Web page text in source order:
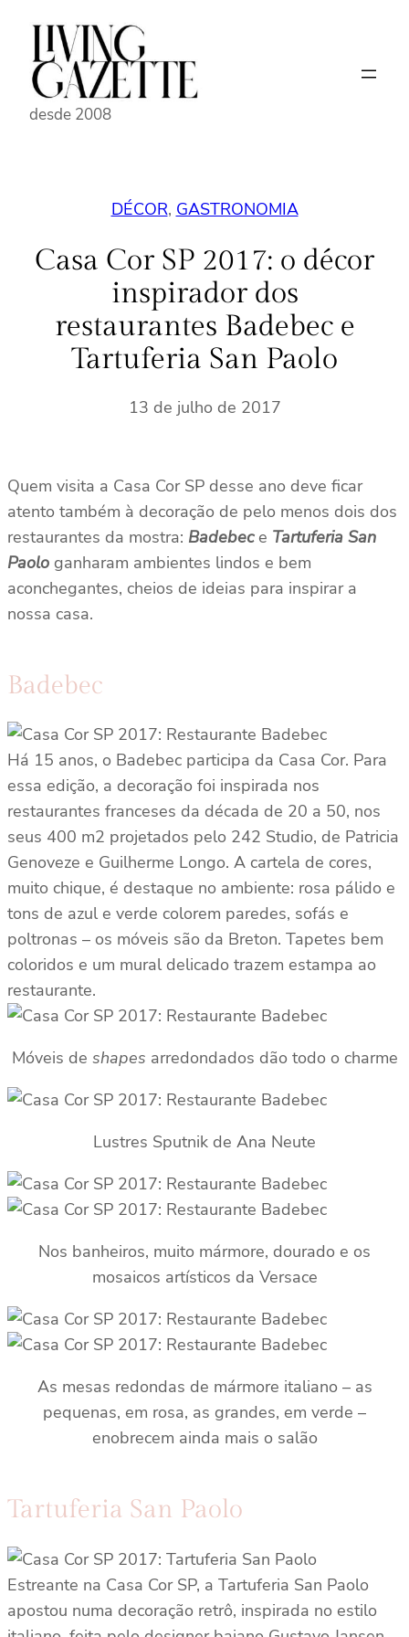
Pular
conteúdo
desde 2008
DÉCOR, GASTRONOMIA
Casa Cor SP 2017: o décor
inspirador dos
restaurantes Badebec e
Tartuferia San Paolo
13 de julho de 2017
Quem visita a Casa Cor SP desse ano deve ficar
atento também à decoração de pelo menos dois dos
restaurantes da mostra: Badebece Tartuferia San
Paolo ganharam ambientes lindos e bem
aconchegantes, cheios de ideias para inspirar a
nossa casa.
Badebec
Há 15 anos, o Badebec participa da Casa Cor. Para
essa edição, a decoração foi inspirada nos
restaurantes franceses da década de 20 a 50, nos
seus 400 m2 projetados pelo 242 Studio, de Patricia
Genoveze e Guilherme Longo. A cartela de cores,
muito chique, é destaque no ambiente: rosa pálido e
tons de azul e verde colorem paredes, sofás e
poltronas – os móveis são da Breton. Tapetes bem
coloridos e um mural delicado trazem estampa ao
restaurante.
Móveis de shapes arredondados dão todo o charme
Lustres Sputnik de Ana Neute
Nos banheiros, muito mármore, dourado e os
mosaicos artísticos da Versace
As mesas redondas de mármore italiano – as
pequenas, em rosa, as grandes, em verde –
enobrecem ainda mais o salão
Tartuferia San Paolo
Estreante na Casa Cor SP, a Tartuferia San Paolo
apostou numa decoração retrô, inspirada no estilo